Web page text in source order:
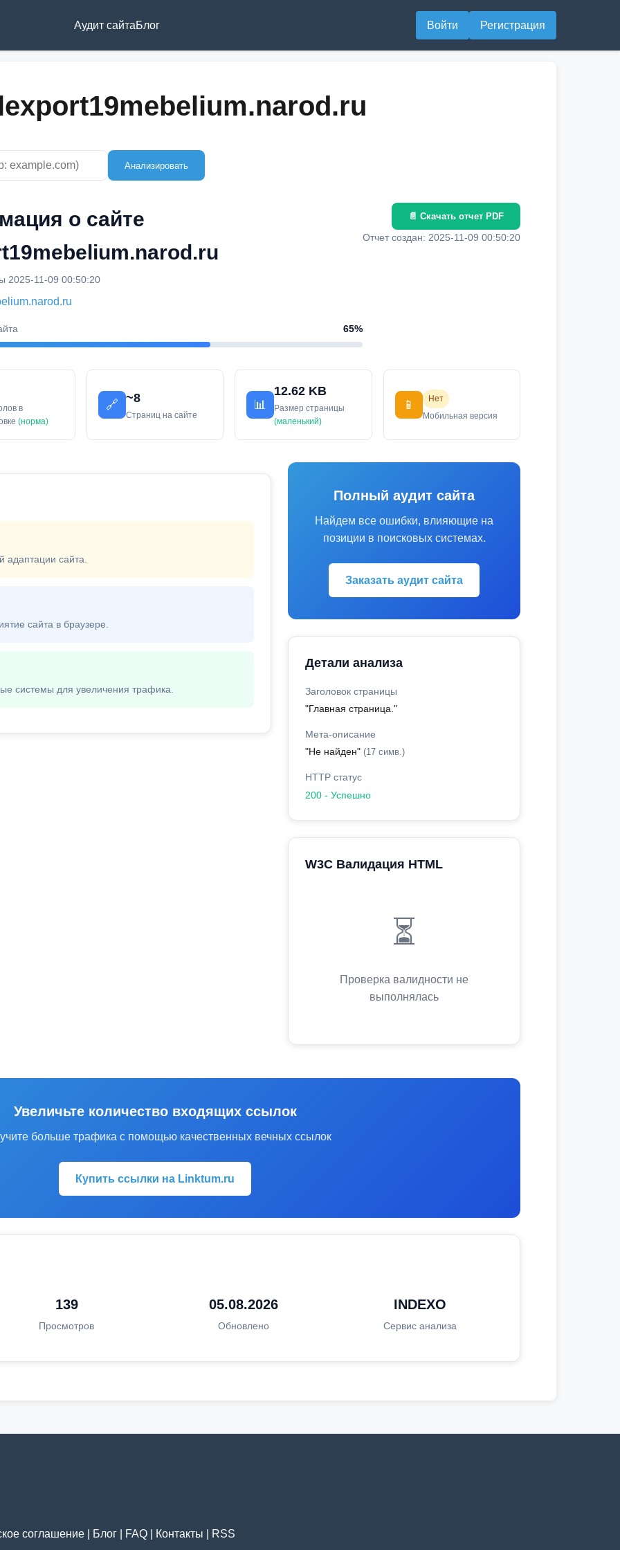
Аудит сайтаБлог Войти Регистрация
Анализировать
о сайте
2025-11-09 00:50:20
65%
📄 Скачать отчет PDF
Отчет создан: 2025-11-09 00:50:20
в
(норма)
🔗
~8
Страниц на сайте
📊
12.62 KB
Размер страницы
(маленький)
📱
Нет
Мобильная версия
адаптации сайта.
сайта в браузере.
системы для увеличения трафика.
Полный аудит сайта
Найдем все ошибки, влияющие на
позиции в поисковых системах.
Заказать аудит сайта
Детали анализа
Заголовок страницы
"Главная страница."
Мета-описание
"Не найден" (17 симв.)
HTTP статус
200 - Успешно
W3C Валидация HTML
⏳
Проверка валидности не
выполнялась
Увеличьте количество входящих ссылок
больше трафика с помощью качественных вечных ссылок
Купить ссылки на Linktum.ru
139
Просмотров
05.08.2026
Обновлено
INDEXO
Сервис анализа
соглашение Блог FAQ Контакты RSS